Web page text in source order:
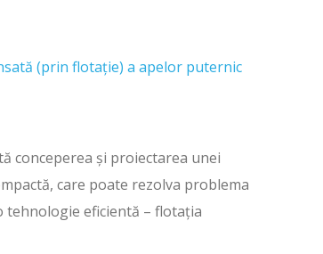
(prin flotaţie) a apelor puternic
conceperea și proiectarea unei
care poate rezolva problema
tehnologie eficientă – flotația